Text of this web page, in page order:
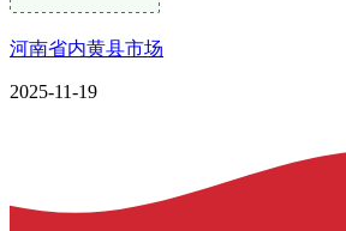
河南省内黄县市场
2025-11-19